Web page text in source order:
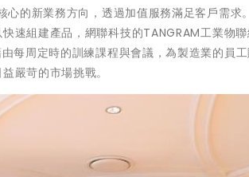
的新業務方向，透過加值服務滿足客戶需求
速組建產品，網聯科技的TANGRAM工業物
每周定時的訓練課程與會議，為製造業的員
嚴苛的市場挑戰。